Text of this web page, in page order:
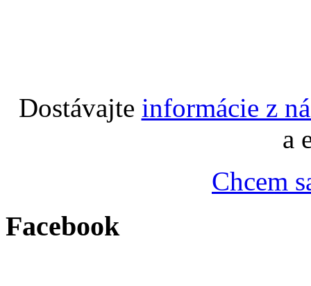
Dostávajte informácie z
a
Chcem
Facebook